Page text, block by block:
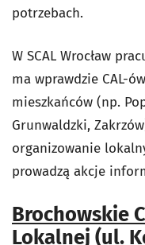
potrzebach.
W SCAL Wrocław
ma wprawdzie CAL-
mieszkańców (np.
Grunwaldzki,
organizowanie
prowadzą akcje
Brochowskie
Lokalnej (ul.